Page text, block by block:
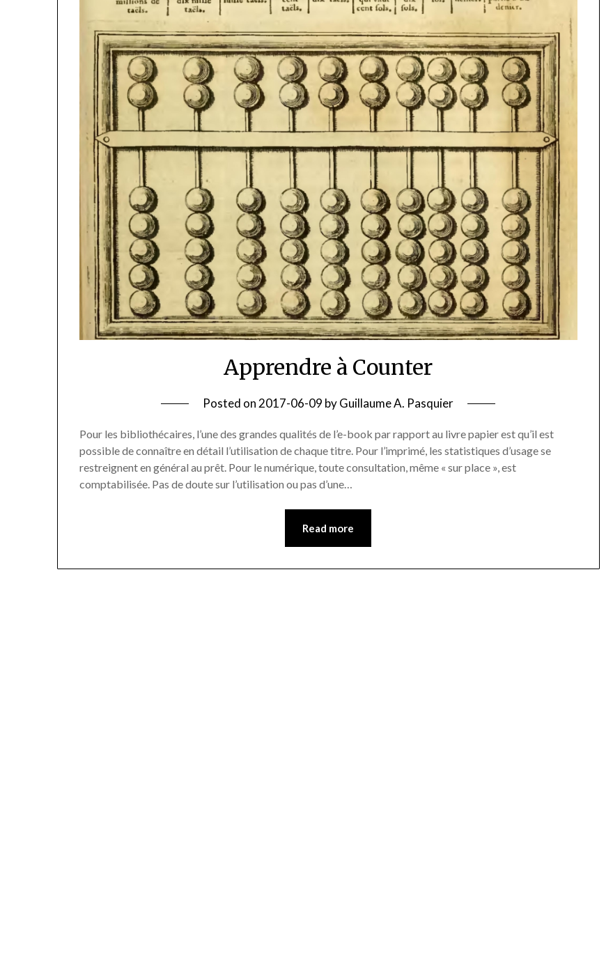
Apprendre à Counter
Posted on2017-06-09 byGuillaume A. Pasquier
Pour les bibliothécaires, l’une des grandes qualités de l’e-book par rapport au livre papier est qu’il est
possible de connaître en détail l’utilisation de chaque titre. Pour l’imprimé, les statistiques d’usage se
restreignent en général au prêt. Pour le numérique, toute consultation, même « sur place », est
comptabilisée. Pas de doute sur l’utilisation ou pas d’une…
Read more